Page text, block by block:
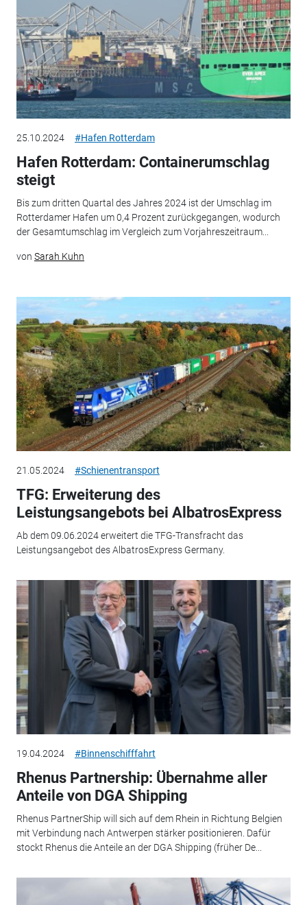
25.10.2024 #Hafen Rotterdam
Hafen Rotterdam: Containerumschlag
steigt
Bis zum dritten Quartal des Jahres 2024 ist der Umschlag im
Rotterdamer Hafen um 0,4 Prozent zurückgegangen, wodurch
der Gesamtumschlag im Vergleich zum Vorjahreszeitraum...
von Sarah Kuhn
21.05.2024 #Schienentransport
TFG: Erweiterung des
Leistungsangebots bei AlbatrosExpress
Ab dem 09.06.2024 erweitert die TFG-Transfracht das
Leistungsangebot des AlbatrosExpress Germany.
19.04.2024 #Binnenschifffahrt
Rhenus Partnership: Übernahme aller
Anteile von DGA Shipping
Rhenus PartnerShip will sich auf dem Rhein in Richtung Belgien
mit Verbindung nach Antwerpen stärker positionieren. Dafür
stockt Rhenus die Anteile an der DGA Shipping (früher De...